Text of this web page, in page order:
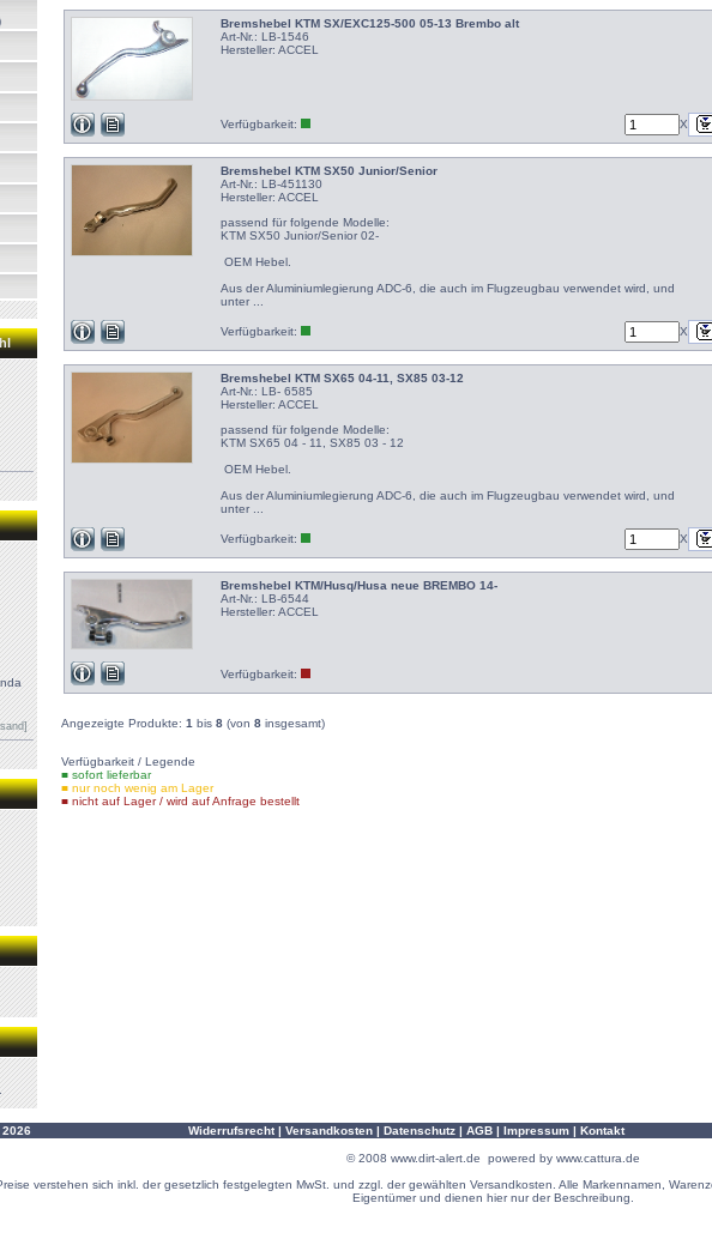
]
Bremshebel KTM SX/EXC125-500 05-13 Brembo alt
Art-Nr.: LB-1546
Hersteller: ACCEL
Verfügbarkeit: X
Bremshebel KTM SX50 Junior/Senior
Art-Nr.: LB-451130
Hersteller: ACCEL
passend für folgende Modelle:
KTM SX50 Junior/Senior 02-
OEM Hebel.
Aus der Aluminiumlegierung ADC-6, die auch im Flugzeugbau verwendet wird, und
unter ...
Verfügbarkeit: X
Bremshebel KTM SX65 04-11, SX85 03-12
Art-Nr.: LB- 6585
Hersteller: ACCEL
passend für folgende Modelle:
KTM SX65 04 - 11, SX85 03 - 12
OEM Hebel.
Aus der Aluminiumlegierung ADC-6, die auch im Flugzeugbau verwendet wird, und
unter ...
Verfügbarkeit: X
Bremshebel KTM/Husq/Husa neue BREMBO 14-
Art-Nr.: LB-6544
Hersteller: ACCEL
Verfügbarkeit:
Angezeigte Produkte: 1 bis 8 (von 8 insgesamt)
Verfügbarkeit / Legende
■ sofort lieferbar
■ nur noch wenig am Lager
■ nicht auf Lager / wird auf Anfrage bestellt
Widerrufsrecht | Versandkosten | Datenschutz | AGB | Impressum | Kontakt
© 2008 www.dirt-alert.de powered by www.cattura.de
verstehen sich inkl. der gesetzlich festgelegten MwSt. und zzgl. der gewählten Versandkosten. Alle Markennamen,
Eigentümer und dienen hier nur der Beschreibung.